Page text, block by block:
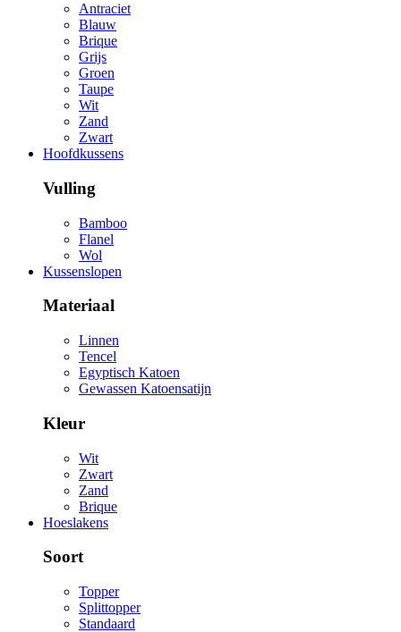
Antraciet
Blauw
Brique
Grijs
Groen
Taupe
Wit
Zand
Zwart
Hoofdkussens
Vulling
Bamboo
Flanel
Wol
Kussenslopen
Materiaal
Linnen
Tencel
Egyptisch Katoen
Gewassen Katoensatijn
Kleur
Wit
Zwart
Zand
Brique
Hoeslakens
Soort
Topper
Splittopper
Standaard